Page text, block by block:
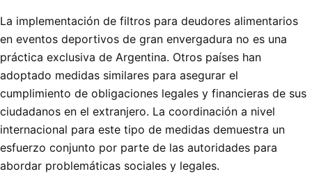
La implementación de filtros para deudores alimentarios
en eventos deportivos de gran envergadura no es una
práctica exclusiva de Argentina. Otros países han
adoptado medidas similares para asegurar el
cumplimiento de obligaciones legales y financieras de sus
ciudadanos en el extranjero. La coordinación a nivel
internacional para este tipo de medidas demuestra un
esfuerzo conjunto por parte de las autoridades para
abordar problemáticas sociales y legales.